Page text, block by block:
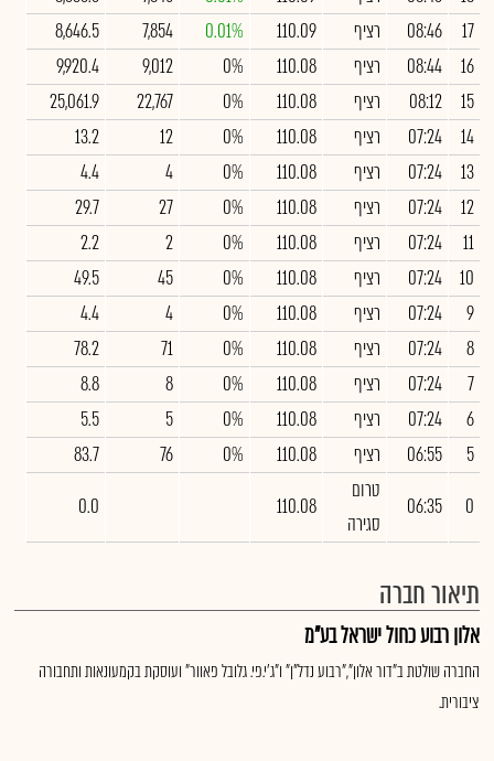
17
08:46 רציף 110.09
0.01%
7,854
8,646.5
16
08:44 רציף 110.08
0%
9,012
9,920.4
15
08:12 רציף 110.08
0%
22,767
25,061.9
14
07:24 רציף 110.08
0%
12
13.2
13
07:24 רציף 110.08
0%
4
4.4
12
07:24 רציף 110.08
0%
27
29.7
11
07:24 רציף 110.08
0%
2
2.2
10
07:24 רציף 110.08
0%
45
49.5
9
07:24 רציף 110.08
0%
4
4.4
8
07:24 רציף 110.08
0%
71
78.2
7
07:24 רציף 110.08
0%
8
8.8
6
07:24 רציף 110.08
0%
5
5.5
5
06:55 רציף 110.08
0%
76
83.7
0
06:35
טרום
סגירה
110.08
0.0
תיאור חברה
אלון רבוע כחול ישראל בע"מ
החברה שולטת ב"דור אלון","רבוע נדל"ן" ו"ג'י.פי. גלובל פאוור" ועוסקת בקמעונאות ותחבורה
ציבורית.